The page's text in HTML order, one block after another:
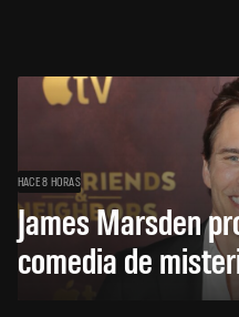
HACE 8 HORAS
James Marsden
comedia de